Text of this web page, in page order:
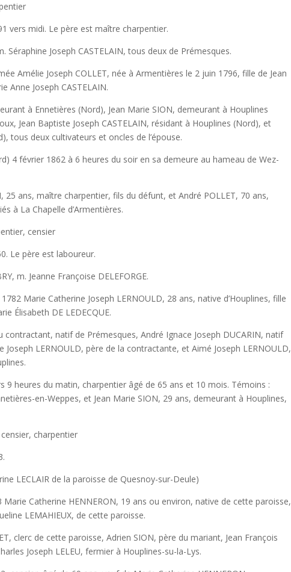
Le père est maître charpentier.
Joseph CASTELAIN, tous deux de Prémesques.
Joseph COLLET, née à Armentières le 2 juin 1796, fille de Jean
Anne Joseph CASTELAIN.
(Nord), Jean Marie SION, demeurant à Houplines
Jean Baptiste Joseph CASTELAIN, résidant à Houplines (Nord), et
tous deux cultivateurs et oncles de l’épouse.
1862 à 6 heures du soir en sa demeure au hameau de Wez-
charpentier, fils du défunt, et André POLLET, 70 ans,
à La Chapelle d’Armentières.
censier
père est laboureur.
Françoise DELEFORGE.
Catherine Joseph LERNOULD, 28 ans, native d’Houplines, fille
Élisabeth DE LEDECQUE.
natif de Prémesques, André Ignace Joseph DUCARIN, natif
LERNOULD, père de la contractante, et Aimé Joseph LERNOULD,
du matin, charpentier âgé de 65 ans et 10 mois. Témoins :
en-Weppes, et Jean Marie SION, 29 ans, demeurant à Houplines,
charpentier
de la paroisse de Quesnoy-sur-Deule)
HENNERON, 19 ans ou environ, native de cette paroisse,
LEMAHIEUX, de cette paroisse.
cette paroisse, Adrien SION, père du mariant, Jean François
Joseph LELEU, fermier à Houplines-su-la-Lys.